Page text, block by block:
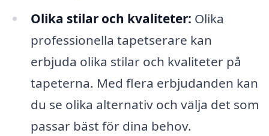
Olika stilar och kvaliteter: Olika
professionella tapetserare kan
erbjuda olika stilar och kvaliteter på
tapeterna. Med flera erbjudanden kan
du se olika alternativ och välja det som
passar bäst för dina behov.